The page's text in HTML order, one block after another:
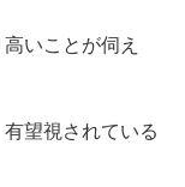
いことが伺え
望視されている